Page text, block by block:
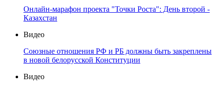
Онлайн-марафон проекта "Точки Роста": День второй -
Казахстан
Видео
Союзные отношения РФ и РБ должны быть закреплены
в новой белорусской Конституции
Видео